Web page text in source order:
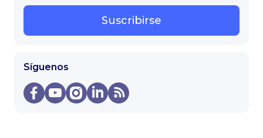
Suscribirse
Síguenos